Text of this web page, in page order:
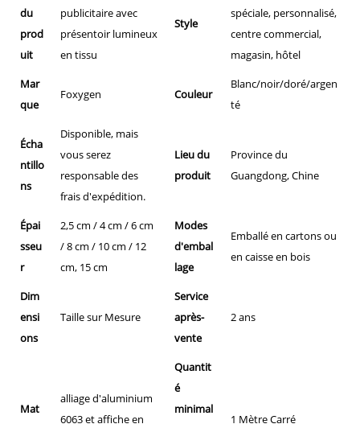
du
prod
uit
publicitaire avec
présentoir lumineux
en tissu
Style
spéciale, personnalisé,
centre commercial,
magasin, hôtel
Mar
que
Foxygen Couleur
Blanc/noir/doré/argen
té
Écha
ntillo
ns
Disponible, mais
vous serez
responsable des
frais d'expédition.
Lieu du
produit
Province du
Guangdong, Chine
Épai
sseu
r
2,5 cm / 4 cm / 6 cm
/ 8 cm / 10 cm / 12
cm, 15 cm
Modes
d'embal
lage
Emballé en cartons ou
en caisse en bois
Dim
ensi
ons
Taille sur Mesure
Service
après-
vente
2 ans
Mat
alliage d'aluminium
6063 et affiche en
Quantit
é
minimal
1 Mètre Carré